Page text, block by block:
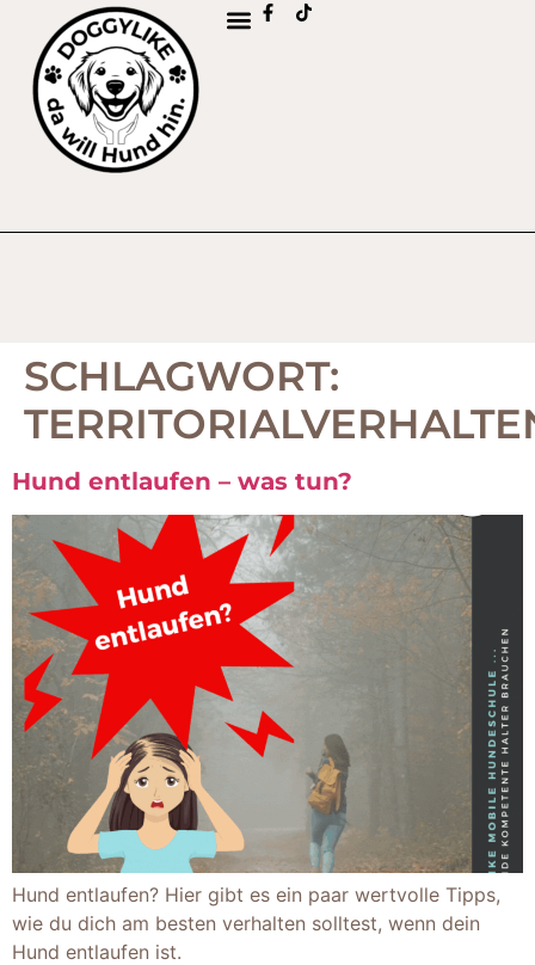
SCHLAGWORT:
Hund entlaufen – was tun?
Hund entlaufen? Hier gibt es ein paar wertvolle Tipps,
wie du dich am besten verhalten solltest, wenn dein
Hund entlaufen ist.